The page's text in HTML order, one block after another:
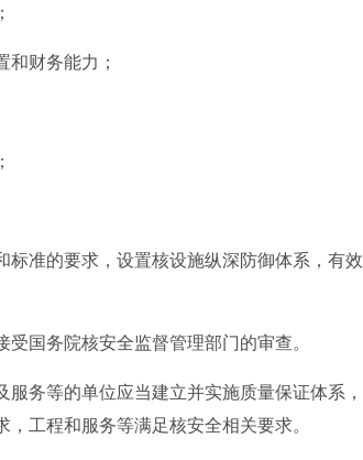
财务能力；
的要求，设置核设施纵深防御体系，有效
国务院核安全监督管理部门的审查。
等的单位应当建立并实施质量保证体系，
工程和服务等满足核安全相关要求。